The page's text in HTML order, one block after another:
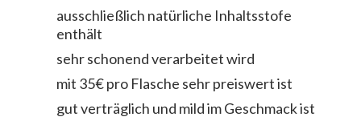
ausschließlich natürliche Inhaltsstofe
enthält
sehr schonend verarbeitet wird
mit 35€ pro Flasche sehr preiswert ist
gut verträglich und mild im Geschmack ist